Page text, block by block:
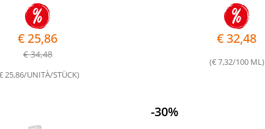
€ 34,48
€ 25,86
25,86/UNITÀ/STÜCK)
€ 32,48
(€ 7,32/100 ML)
-30%